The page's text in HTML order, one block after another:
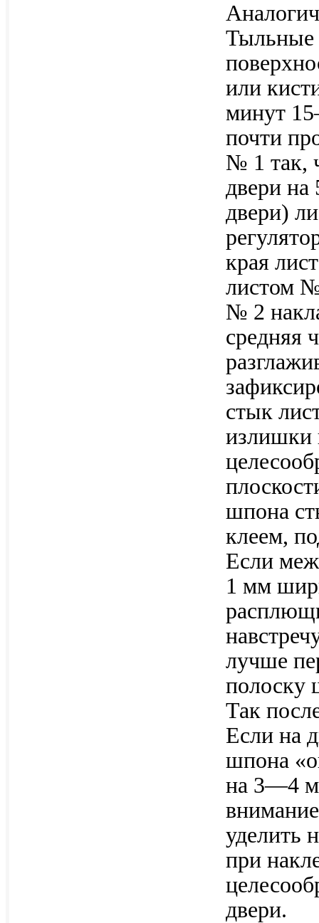
Тыльные
или
минут
почти
№ 1 так,
двери на
двери)
края
листом
№ 2
средняя
стык
излишки
шпона
клеем,
Если
1 мм
лучше
полоску
Так
Если на
шпона
на 3—4
уделить
при
двери.